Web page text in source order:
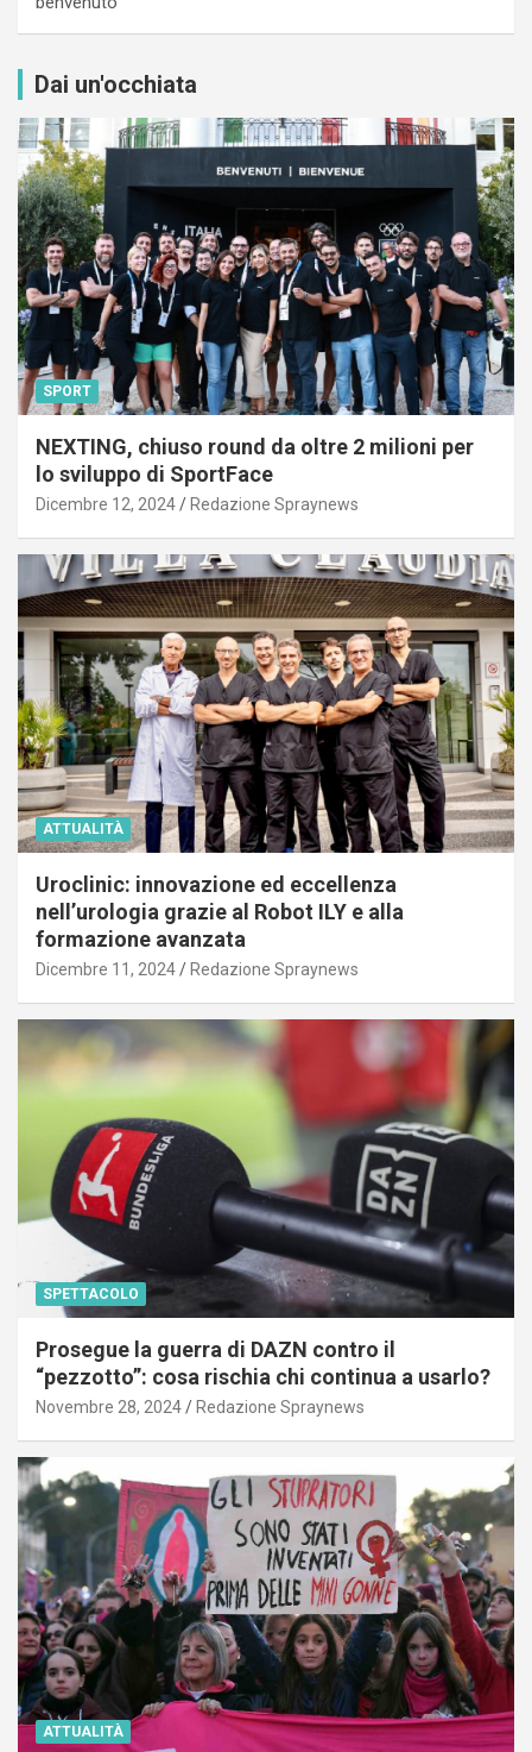
Dai un'occhiata
SPORT
NEXTING, chiuso round da oltre 2 milioni per
lo sviluppo di SportFace
Dicembre 12, 2024 Redazione Spraynews
ATTUALITÀ
Uroclinic: innovazione ed eccellenza
nell’urologia grazie al Robot ILY e alla
formazione avanzata
Dicembre 11, 2024 Redazione Spraynews
SPETTACOLO
Prosegue la guerra di DAZN contro il
“pezzotto”: cosa rischia chi continua a usarlo?
Novembre 28, 2024 Redazione Spraynews
ATTUALITÀ